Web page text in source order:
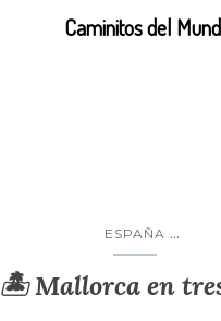
ESPAÑA ...
🏝️ Mallorca en
Caminitos del